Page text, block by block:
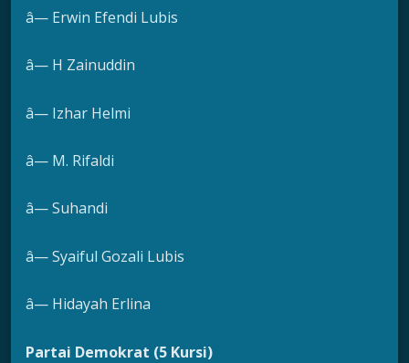
â— Erwin Efendi Lubis
â— H Zainuddin
â— Izhar Helmi
â— M. Rifaldi
â— Suhandi
â— Syaiful Gozali Lubis
â— Hidayah Erlina
Partai Demokrat (5 Kursi)